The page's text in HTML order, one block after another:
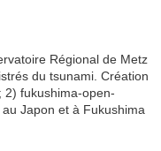
mené au